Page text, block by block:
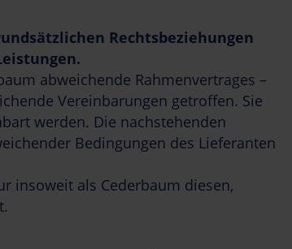
Rechtsbeziehungen
abweichende Rahmenvertrages –
Vereinbarungen getroffen. Sie
werden. Die nachstehenden
Bedingungen des Lieferanten
insoweit als Cederbaum diesen,